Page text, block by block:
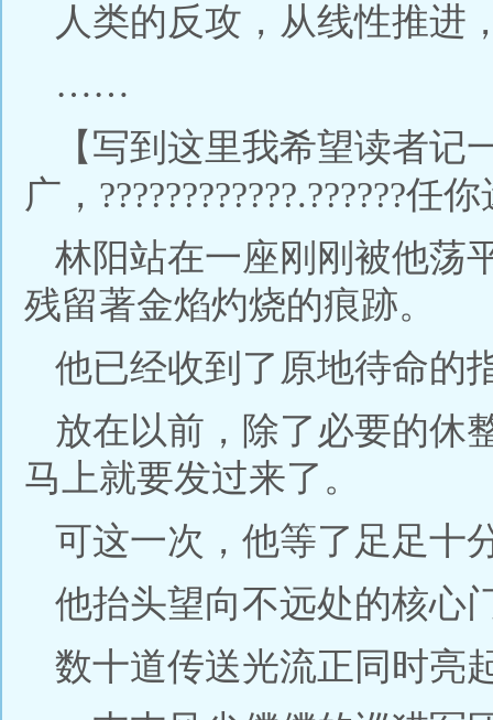
人类的反攻，从线性推进
……
【写到这里我希望读者记
广，????????????.??????任
林阳站在一座刚刚被他荡
残留著金焰灼烧的痕跡。
他已经收到了原地待命的
放在以前，除了必要的休
马上就要发过来了。
可这一次，他等了足足十
他抬头望向不远处的核心
数十道传送光流正同时亮